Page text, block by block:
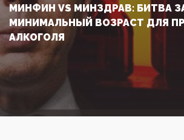
МИНФИН VS МИНЗДРАВ: БИТВА
МИНИМАЛЬНЫЙ ВОЗРАСТ ДЛЯ
АЛКОГОЛЯ